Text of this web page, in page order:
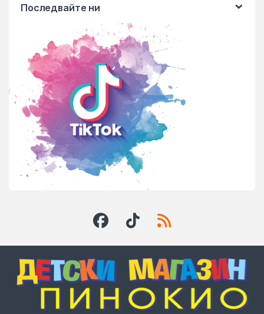
Последвайте ни